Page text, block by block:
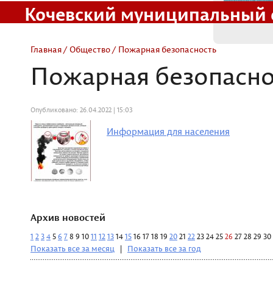
Кочевский муниципальный
Главная/Общество/ Пожарная безопасность
Пожарная
Опубликовано: 26.04.2022 | 15:03
Информация для населения
Архив новостей
1 2 3 4 5 6 7 8 9 10 11 12 13 14 15 16 17 18 19 20 21 22 23 24 25 26 27 28 29 30
Показать все за месяц Показать все за год